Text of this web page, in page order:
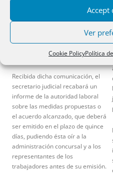
Accept
Ver
Cookie PolicyPolítica
concursal y los representantes de
los trabajadores comunicarán al
juez del concurso el resultado del
período de consultas.
Recibida dicha comunicación, el
secretario judicial recabará un
informe de la autoridad laboral
sobre las medidas propuestas o
el acuerdo alcanzado, que deberá
ser emitido en el plazo de quince
días, pudiendo ésta oír a la
administración concursal y a los
representantes de los
trabajadores antes de su emisión.